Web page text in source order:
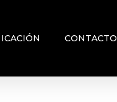
CONTACTO